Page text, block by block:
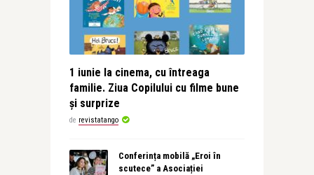
1 iunie la cinema, cu întreaga
familie. Ziua Copilului cu filme bune
și surprize
de revistatango
Conferința mobilă „Eroi în
scutece” a Asociației